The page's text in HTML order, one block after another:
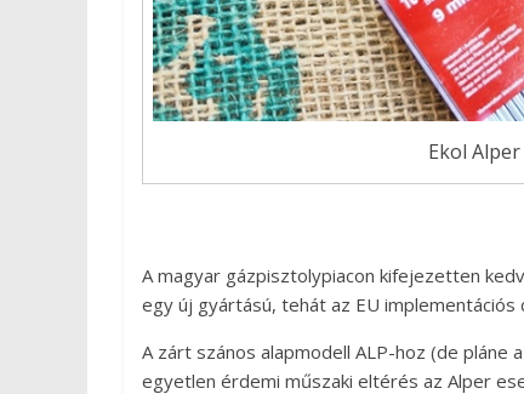
Ekol
A magyar gázpisztolypiacon kifejezetten
egy új gyártású, tehát az EU
A zárt szános alapmodell ALP-hoz (de
egyetlen érdemi műszaki eltérés az Alper